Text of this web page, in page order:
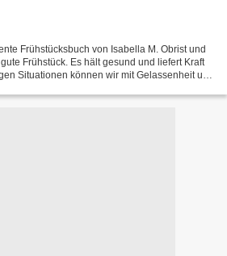
Frühstücksbuch von Isabella M. Obrist und
Frühstück. Es hält gesund und liefert Kraft
Situationen können wir mit Gelassenheit und